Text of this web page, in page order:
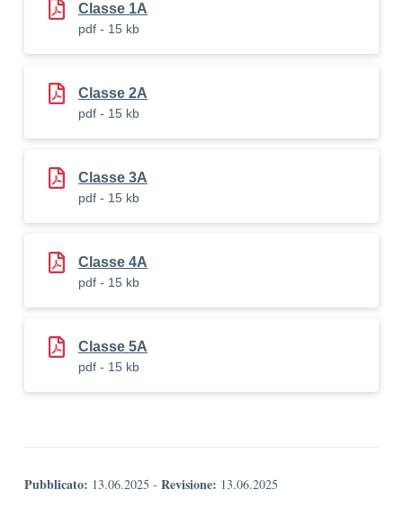
Classe 1A
pdf - 15 kb
Classe 2A
pdf - 15 kb
Classe 3A
pdf - 15 kb
Classe 4A
pdf - 15 kb
Classe 5A
pdf - 15 kb
Pubblicato: 13.06.2025 - Revisione: 13.06.2025